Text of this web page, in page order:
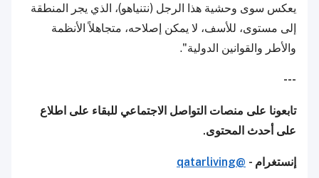
يعكس سوى وحشية هذا الرجل (نتنياهو)، الذي يجر المنطقة
إلى مستوى، للأسف، لا يمكن إصلاحه، متجاهلاً الأنظمة
والأطر والقوانين الدولية".
---
تابعونا على منصات التواصل الاجتماعي للبقاء على اطلاع
على أحدث المحتوى.
إنستغرام - @qatarliving